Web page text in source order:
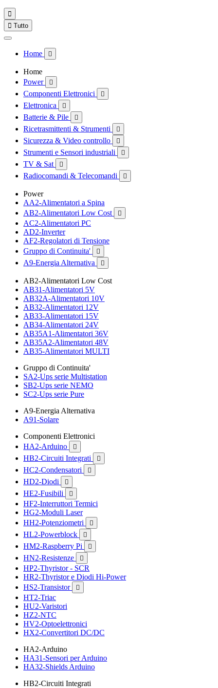

 Tutto
Home 
Home
Power

Componenti Elettronici 
Elettronica 
Batterie & Pile 
Ricetrasmittenti & Strumenti 
Sicurezza & Video controllo 
Strumenti e Sensori industriali 
TV & Sat 
Radiocomandi & Telecomandi 
Power
AA2-Alimentatori a Spina
AB2-Alimentatori Low Cost

AC2-Alimentatori PC
AD2-Inverter
AF2-Regolatori di Tensione
Gruppo di Continuita'

A9-Energia Alternativa 
AB2-Alimentatori Low Cost
AB31-Alimentatori 5V
AB32A-Alimentatori 10V
AB32-Alimentatori 12V
AB33-Alimentatori 15V
AB34-Alimentatori 24V
AB35A1-Alimentatori 36V
AB35A2-Alimentatori 48V
AB35-Alimentatori MULTI
Gruppo di Continuita'
SA2-Ups serie Multistation
SB2-Ups serie NEMO
SC2-Ups serie Pure
A9-Energia Alternativa
A91-Solare
Componenti Elettronici
HA2-Arduino

HB2-Circuiti Integrati 
HC2-Condensatori 
HD2-Diodi 
HE2-Fusibili 
HF2-Interruttori Termici
HG2-Moduli Laser
HH2-Potenziometri

HL2-Powerblock 
HM2-Raspberry Pi 
HN2-Resistenze 
HP2-Thyristor - SCR
HR2-Thyristor e Diodi Hi-Power
HS2-Transistor

HT2-Triac
HU2-Varistori
HZ2-NTC
HV2-Optoelettronici
HX2-Convertitori DC/DC
HA2-Arduino
HA31-Sensori per Arduino
HA32-Shields Arduino
HB2-Circuiti Integrati